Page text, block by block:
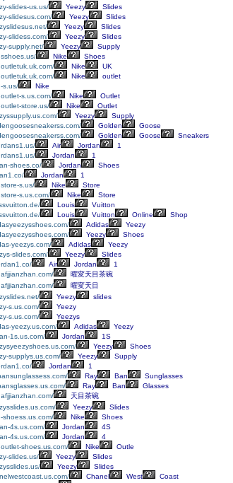
slides-us.us/
Yeezy
Slides
slidesus.com/
Yeezy
Slides
Yeezy
Slides
slidess.com/
Yeezy
Slides
supply.net/
Yeezy
Supply
Nike
Shoes
Nike
UK
Nike
outlet
s.us/
Nike
s.us.com/
Nike
Outlet
store.us/
Nike
Outlet
Yeezy
Supply
Golden
Goose
Golden Goose
Sneakers
Air Jordan
1
Jordan
1
shoes.co/
Jordan
Shoes
Jordan
1
s.us/
Nike
Store
s.us.com/
Nike
Store
Louis
Vuitton
Louis Vuitton Online
Shop
Adidas
Yeezy
Yeezy
Shoes
yeezys.com/
Adidas
Yeezy
slides.com/
Yeezy
Slides
Air Jordan
1
曜変天目茶碗
曜変天目
Yeezy
slides
s.us.com/
Yeezy
s.us.com/
Yeezys
yeezy.us.com/
Adidas
Yeezy
1s.us.com/
Jordan
1S
Yeezy
Shoes
supplys.us.com/
Yeezy
Supply
Jordan
1
Ray Ban
Sunglasses
Ray Ban
Glasses
天目茶碗
Yeezy
Slides
shoess.us.com/
Nike
Shoes
4s.us.com/
Jordan
4S
4s.us.com/
Jordan
4
shoes.us.com/
Nike
Outle
slides.us/
Yeezy
Slides
Yeezy
Slides
Chanel West
Coast